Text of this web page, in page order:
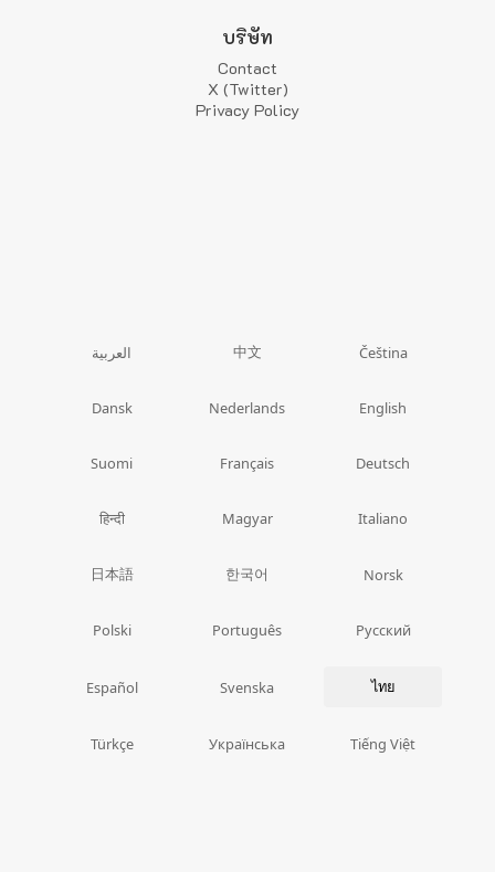
บริษัท
Contact
X (Twitter)
Privacy Policy
العربية 中文 Čeština
Dansk Nederlands English
Suomi Français Deutsch
हिन्दी Magyar Italiano
日本語 한국어 Norsk
Polski Português Русский
Español Svenska ไทย
Türkçe Українська Tiếng Việt